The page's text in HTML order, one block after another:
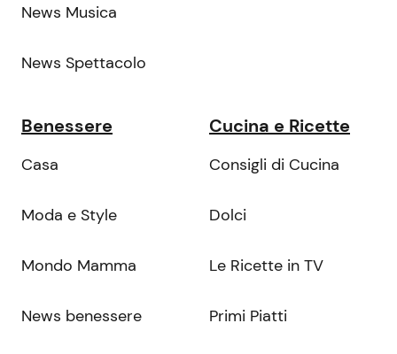
News Musica
News Spettacolo
Benessere
Casa
Moda e Style
Mondo Mamma
News benessere
Cucina e Ricette
Consigli di Cucina
Dolci
Le Ricette in TV
Primi Piatti